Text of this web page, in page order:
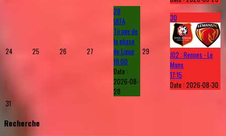
24 25 26 27
28
UEFA
Tirage de
la phase
de Ligue
18:00
Date :
2026-08-
28
29
30
J02 : Rennes - Le
Mans
17:15
Date :2026-08-30
31
Recherche